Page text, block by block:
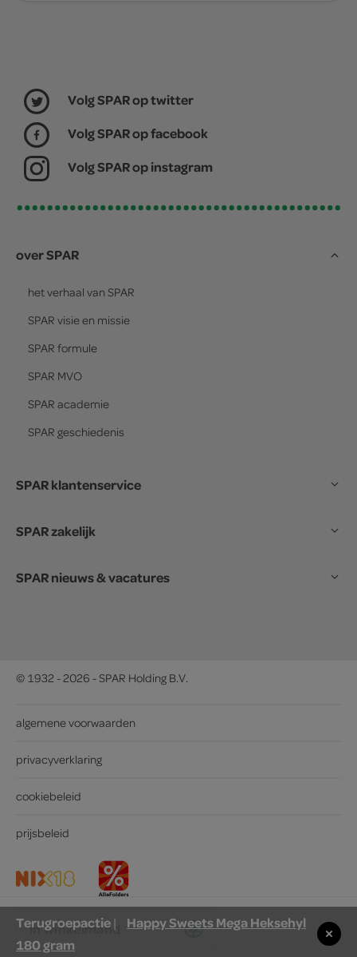
in winkelmand
Volg SPAR op twitter
Volg SPAR op facebook
Volg SPAR op instagram
over SPAR
het verhaal van SPAR
SPAR visie en missie
SPAR formule
SPAR MVO
SPAR academie
SPAR geschiedenis
SPAR klantenservice
SPAR zakelijk
SPAR nieuws & vacatures
© 1932 - 2026 - SPAR Holding B.V.
algemene voorwaarden
privacyverklaring
cookiebeleid
prijsbeleid
Terugroepactie|
Happy Sweets Mega Heksehyl
180 gram